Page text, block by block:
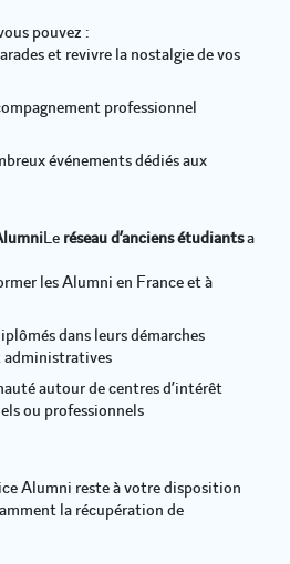
pouvez :
et revivre la nostalgie de vos
professionnel
événements dédiés aux
Le réseau d’anciens étudiantsa
les Alumni en France et à
dans leurs démarches
administratives
autour de centres d’intérêt
ou professionnels
Alumni reste à votre disposition
la récupération de